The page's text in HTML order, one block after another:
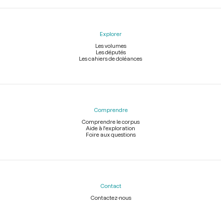
Explorer
Les volumes
Les députés
Les cahiers de doléances
Comprendre
Comprendre le corpus
Aide à l'exploration
Foire aux questions
Contact
Contactez-nous